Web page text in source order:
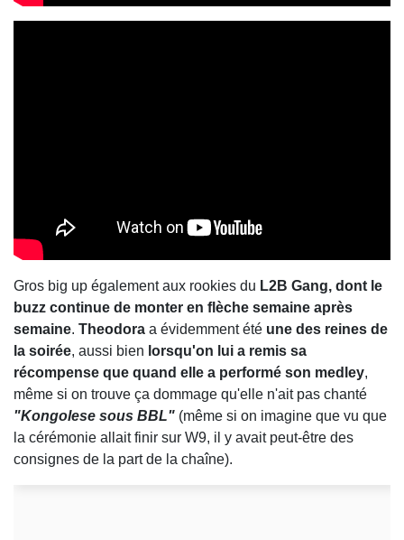
Gros big up également aux rookies du L2B Gang, dont le
buzz continue de monter en flèche semaine après
semaine. Theodora a évidemment été une des reines de
la soirée, aussi bien lorsqu'on lui a remis sa
récompense que quand elle a performé son medley,
même si on trouve ça dommage qu'elle n'ait pas chanté
"Kongolese sous BBL" (même si on imagine que vu que
la cérémonie allait finir sur W9, il y avait peut-être des
consignes de la part de la chaîne).